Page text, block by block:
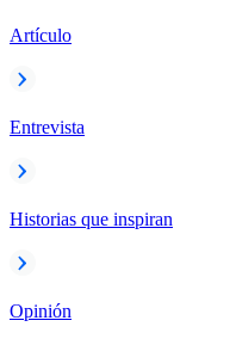
Artículo
Entrevista
Historias que inspiran
Opinión